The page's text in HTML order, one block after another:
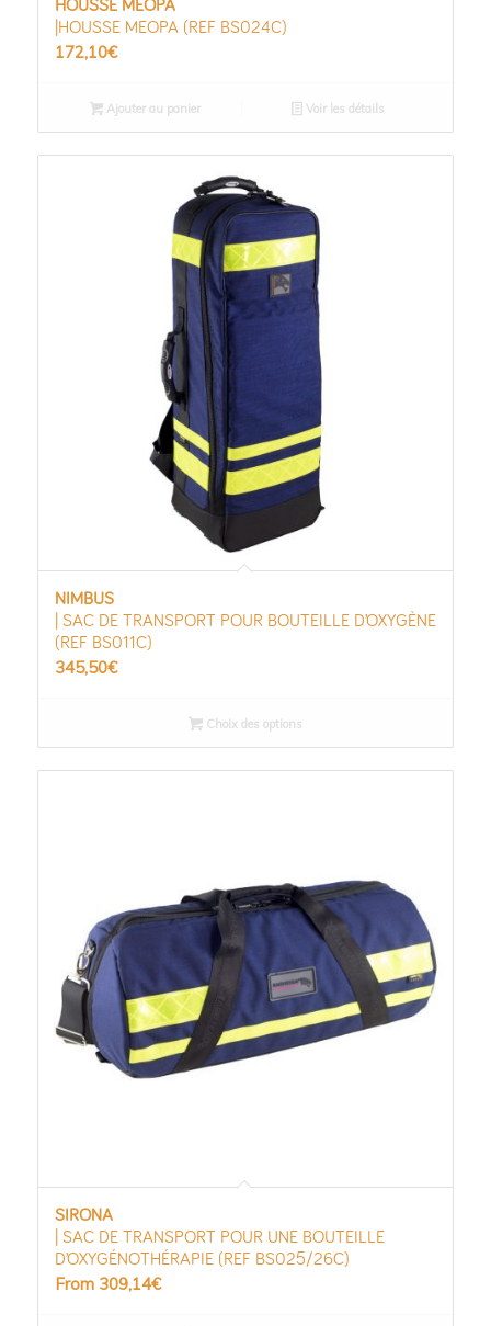
HOUSSE MEOPA
|HOUSSE MEOPA (REF BS024C)
172,10€
Ajouter au panier Voir les détails
NIMBUS
| SAC DE TRANSPORT POUR BOUTEILLE D’OXYGÈNE
(REF BS011C)
345,50€
Choix des options
SIRONA
| SAC DE TRANSPORT POUR UNE BOUTEILLE
D’OXYGÉNOTHÉRAPIE (REF BS025/26C)
From 309,14€